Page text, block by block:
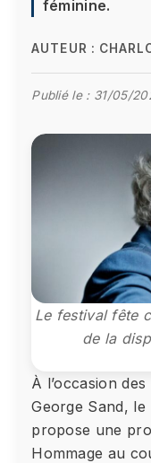
féminine.
AUTEUR :
Publié le : 31/05/
Le festival fête
de la
À l’occasion
George Sand,
propose une
Hommage au